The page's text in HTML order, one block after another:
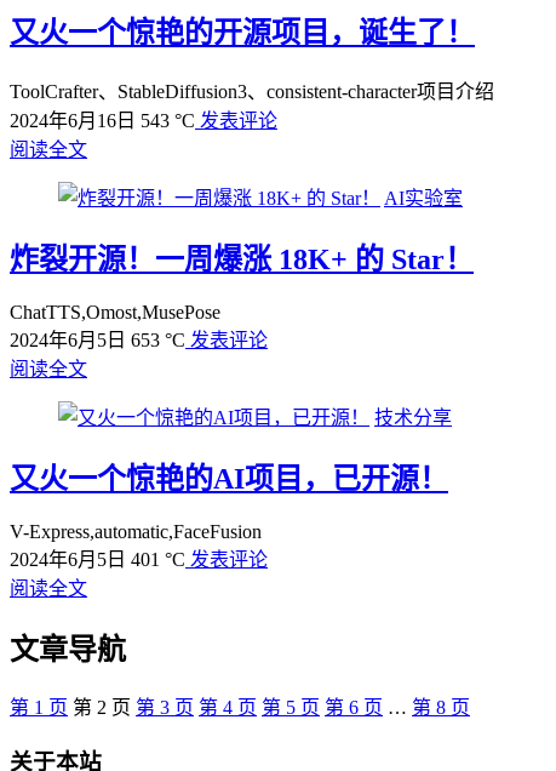
又火一个惊艳的开源项目，诞生了！
ToolCrafter、StableDiffusion3、consistent-character项目介绍
2024年6月16日 543 °C 发表评论
阅读全文
AI实验室
炸裂开源！一周爆涨 18K+ 的 Star！
ChatTTS,Omost,MusePose
2024年6月5日 653 °C 发表评论
阅读全文
技术分享
又火一个惊艳的AI项目，已开源！
V-Express,automatic,FaceFusion
2024年6月5日 401 °C 发表评论
阅读全文
文章导航
第 1 页 第 2 页 第 3 页 第 4 页 第 5 页 第 6 页 … 第 8 页
关于本站